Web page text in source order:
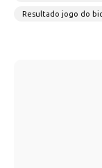
Resultado jogo do